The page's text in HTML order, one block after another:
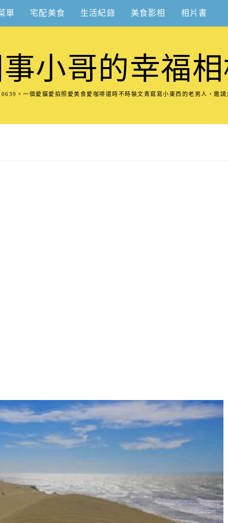
單 宅配美食 生活紀錄 美食影相 相片書
小哥的幸福
。一個愛貓愛拍照愛美食愛咖啡還時不時裝文青寫寫小東西的老男人，邀